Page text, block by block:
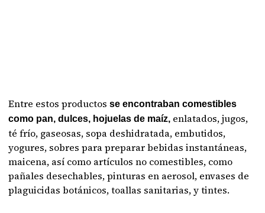
Entre estos productosse encontraban comestibles
como pan, dulces, hojuelas de maíz, enlatados, jugos,
té frío, gaseosas, sopa deshidratada, embutidos,
yogures, sobres para preparar bebidas instantáneas,
maicena, así como artículos no comestibles, como
pañales desechables, pinturas en aerosol, envases de
plaguicidas botánicos, toallas sanitarias, y tintes.